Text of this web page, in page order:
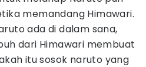
memandang Himawari.
ada di dalam sana,
dari Himawari membuat
itu sosok naruto yang